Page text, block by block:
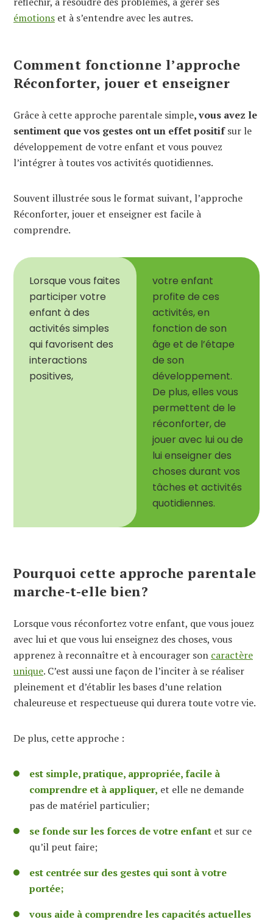
émotions et à s’entendre avec les autres.
Comment fonctionne l’approche
Réconforter, jouer et enseigner
Grâce à cette approche parentale simple, vous avez le
sentiment que vos gestes ont un effet positifsur le
développement de votre enfant et vous pouvez
l’intégrer à toutes vos activités quotidiennes.
Souvent illustrée sous le format suivant, l’approche
Réconforter, jouer et enseigner est facile à
comprendre.
Lorsque vous faites
participer votre
enfant à des
activités simples
qui favorisent des
interactions
positives,
votre enfant
profite de ces
activités, en
fonction de son
âge et de l’étape
de son
développement.
De plus, elles vous
permettent de le
réconforter, de
jouer avec lui ou de
lui enseigner des
choses durant vos
tâches et activités
quotidiennes.
Pourquoi cette approche parentale
marche-t-elle bien?
Lorsque vous réconfortez votre enfant, que vous jouez
avec lui et que vous lui enseignez des choses, vous
apprenez à reconnaître et à encourager son caractère
unique. C’est aussi une façon de l’inciter à se réaliser
pleinement et d’établir les bases d’une relation
chaleureuse et respectueuse qui durera toute votre vie.
De plus, cette approche :
est simple, pratique, appropriée, facile à
comprendre et à appliquer, et elle ne demande
pas de matériel particulier;
se fonde sur les forces de votre enfant et sur ce
qu’il peut faire;
est centrée sur des gestes qui sont à votre
portée;
vous aide à comprendre les capacités actuelles